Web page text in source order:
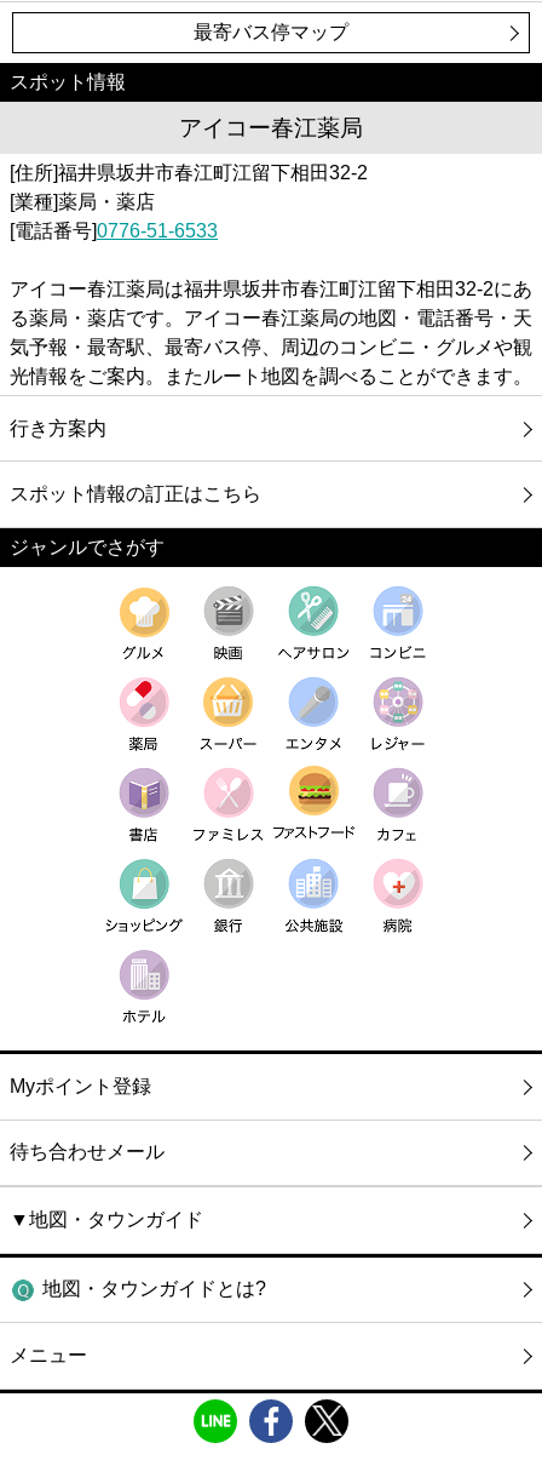
最寄バス停マップ
スポット情報
アイコー春江薬局
[住所]福井県坂井市春江町江留下相田32-2
[業種]薬局・薬店
[電話番号]0776-51-6533
アイコー春江薬局は福井県坂井市春江町江留下相田32-2にあ
る薬局・薬店です。アイコー春江薬局の地図・電話番号・天
気予報・最寄駅、最寄バス停、周辺のコンビニ・グルメや観
光情報をご案内。またルート地図を調べることができます。
行き方案内
スポット情報の訂正はこちら
ジャンルでさがす
Myポイント登録
待ち合わせメール
▼地図・タウンガイド
地図・タウンガイドとは?
メニュー